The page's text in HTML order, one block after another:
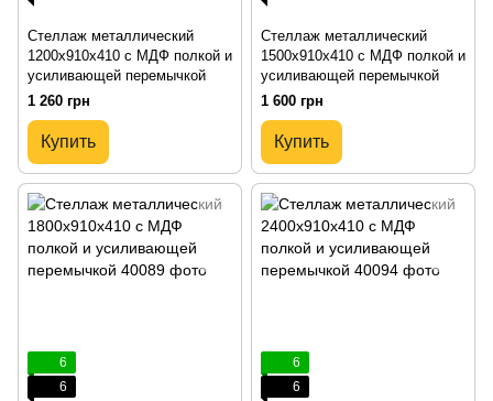
Стеллаж металлический
1200х910х410 с МДФ полкой и
усиливающей перемычкой
1 260 грн
Купить
Стеллаж металлический
1500х910х410 с МДФ полкой и
усиливающей перемычкой
1 600 грн
Купить
6
6
6
6